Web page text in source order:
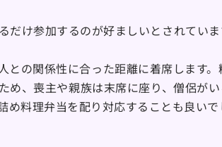
け参加するのが好ましいとされてい
の関係性に合った距離に着席します
、喪主や親族は末席に座り、僧侶が
料理弁当を配り対応することも良いで